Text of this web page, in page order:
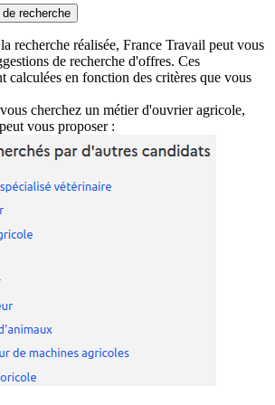
recherche
recherche réalisée, France Travail peut vous
de recherche d'offres. Ces
calculées en fonction des critères que vous
cherchez un métier d'ouvrier agricole,
vous proposer :